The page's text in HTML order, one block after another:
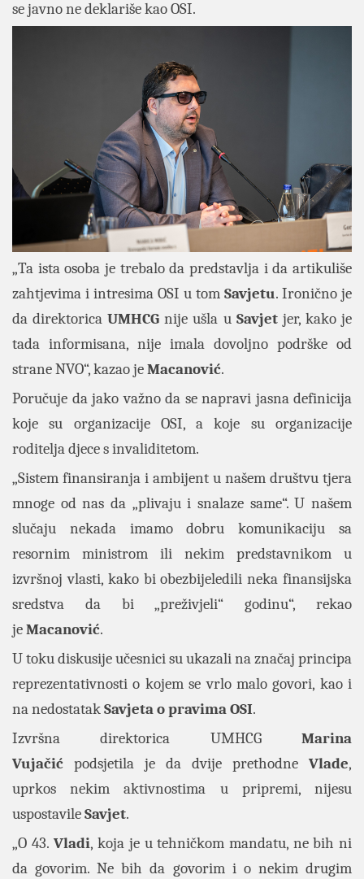
se javno ne deklariše kao OSI.
„Ta ista osoba je trebalo da predstavlja i da artikuliše
zahtjevima i intresima OSI u tom Savjetu. Ironično je
da direktoricaUMHCG nije ušla u Savjetjer, kako je
tada informisana, nije imala dovoljno podrške od
strane NVO“, kazao jeMacanović.
Poručuje da jako važno da se napravi jasna definicija
koje su organizacije OSI, a koje su organizacije
roditelja djece s invaliditetom.
„Sistem finansiranja i ambijent u našem društvu tjera
mnoge od nas da „plivaju i snalaze same“. U našem
slučaju nekada imamo dobru komunikaciju sa
resornim ministrom ili nekim predstavnikom u
izvršnoj vlasti, kako bi obezbijeledili neka finansijska
sredstva da bi „preživjeli“ godinu“, rekao
jeMacanović.
U toku diskusije učesnici su ukazali na značaj principa
reprezentativnosti o kojem se vrlo malo govori, kao i
na nedostatakSavjeta o pravima OSI.
Izvršna direktorica UMHCGMarina
Vujačić podsjetila je da dvije prethodne Vlade,
uprkos nekim aktivnostima u pripremi, nijesu
uspostavileSavjet.
„O 43.Vladi, koja je u tehničkom mandatu, ne bih ni
da govorim. Ne bih da govorim i o nekim drugim